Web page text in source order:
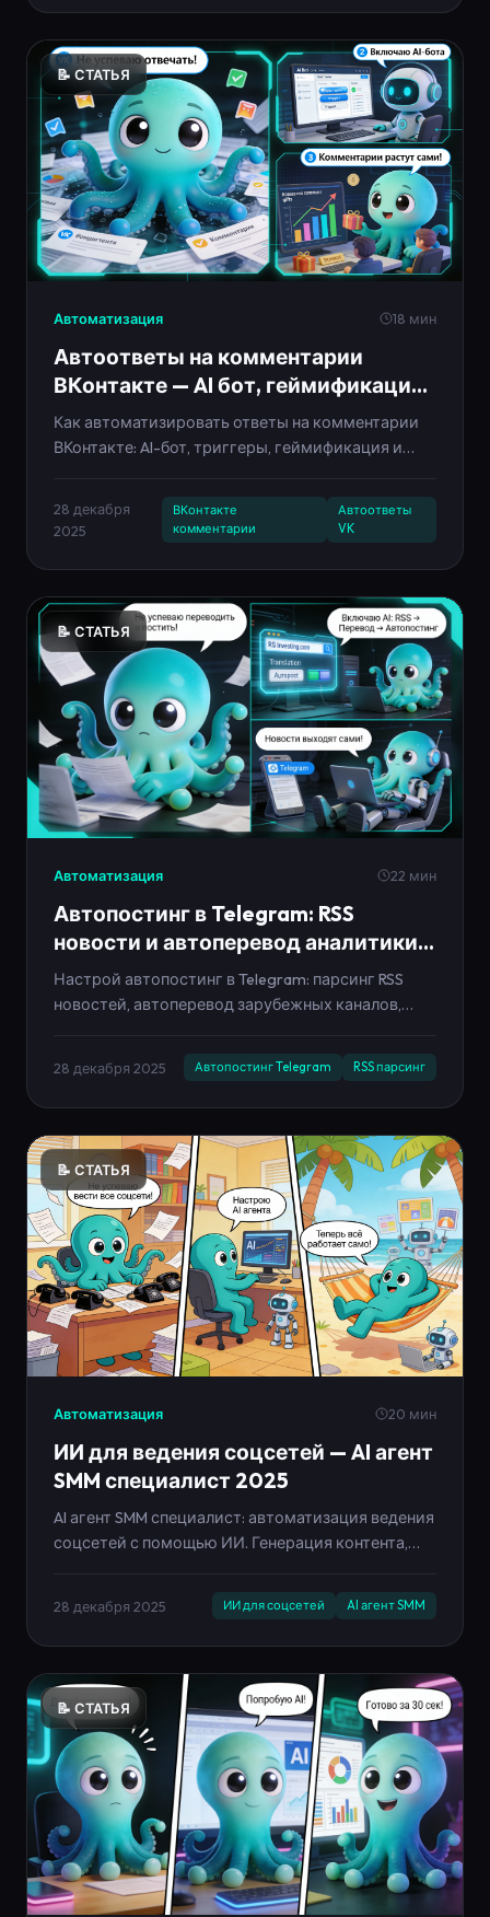
📝 СТАТЬЯ
Автоматизация 18 мин
Автоответы на комментарии
ВКонтакте — AI бот, геймификация
и плюшки 2025
Как автоматизировать ответы на комментарии
ВКонтакте: AI-бот, триггеры, геймификация и
28 декабря
2025
ВКонтакте
комментарии
Автоответы
VK
📝 СТАТЬЯ
Автоматизация 22 мин
Автопостинг в Telegram: RSS
новости и автоперевод аналитики
2025
Настрой автопостинг в Telegram: парсинг RSS
новостей, автоперевод зарубежных каналов,
28 декабря 2025 Автопостинг Telegram RSS парсинг
📝 СТАТЬЯ
Автоматизация 20 мин
ИИ для ведения соцсетей — AI агент
SMM специалист 2025
AI агент SMM специалист: автоматизация ведения
соцсетей с помощью ИИ. Генерация контента,
28 декабря 2025 ИИ для соцсетей AI агент SMM
📝 СТАТЬЯ